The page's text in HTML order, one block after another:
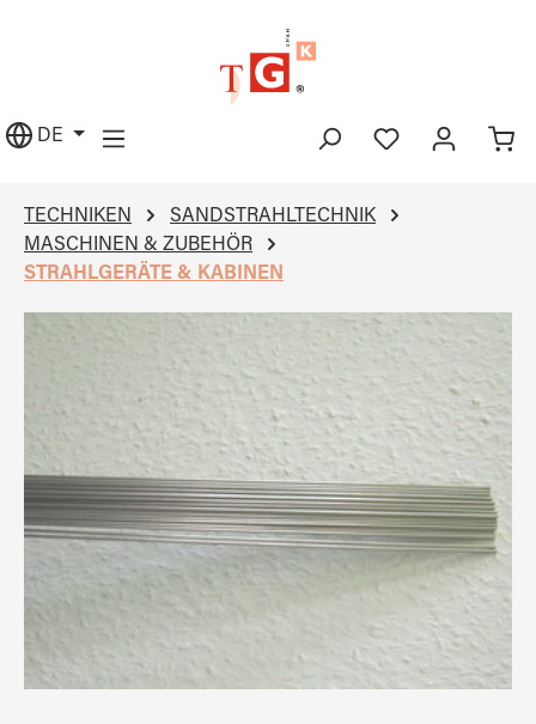
DE
TECHNIKEN
SANDSTRAHLTECHNIK
MASCHINEN & ZUBEHÖR
STRAHLGERÄTE & KABINEN
Bildergalerie überspringen